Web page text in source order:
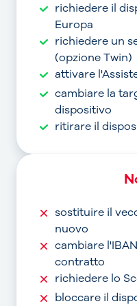
richiedere il
Europa
richiedere un
(opzione Twin)
attivare
cambiare la
dispositivo
ritirare il
sostituire il
nuovo
cambiare
contratto
richiedere lo
bloccare il